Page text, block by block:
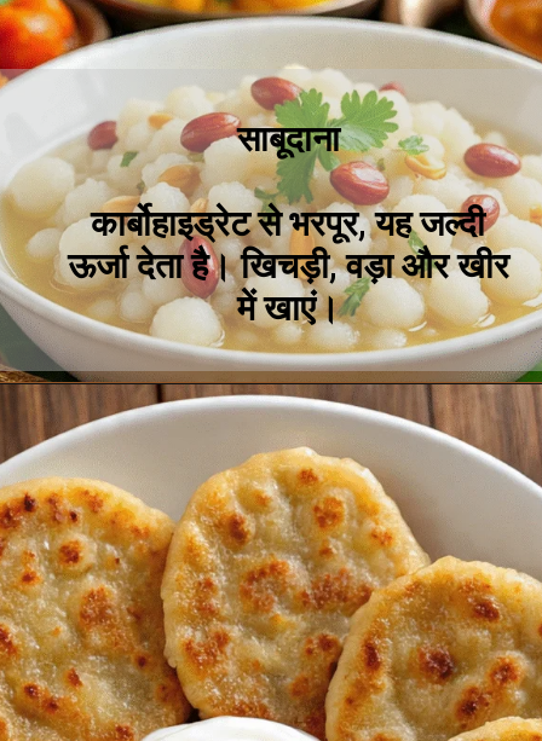
साबूदाना
कार्बोहाइड्रेट से भरपूर, यह जल्दी
ऊर्जा देता है। खिचड़ी, वड़ा और खीर
में खाएं।